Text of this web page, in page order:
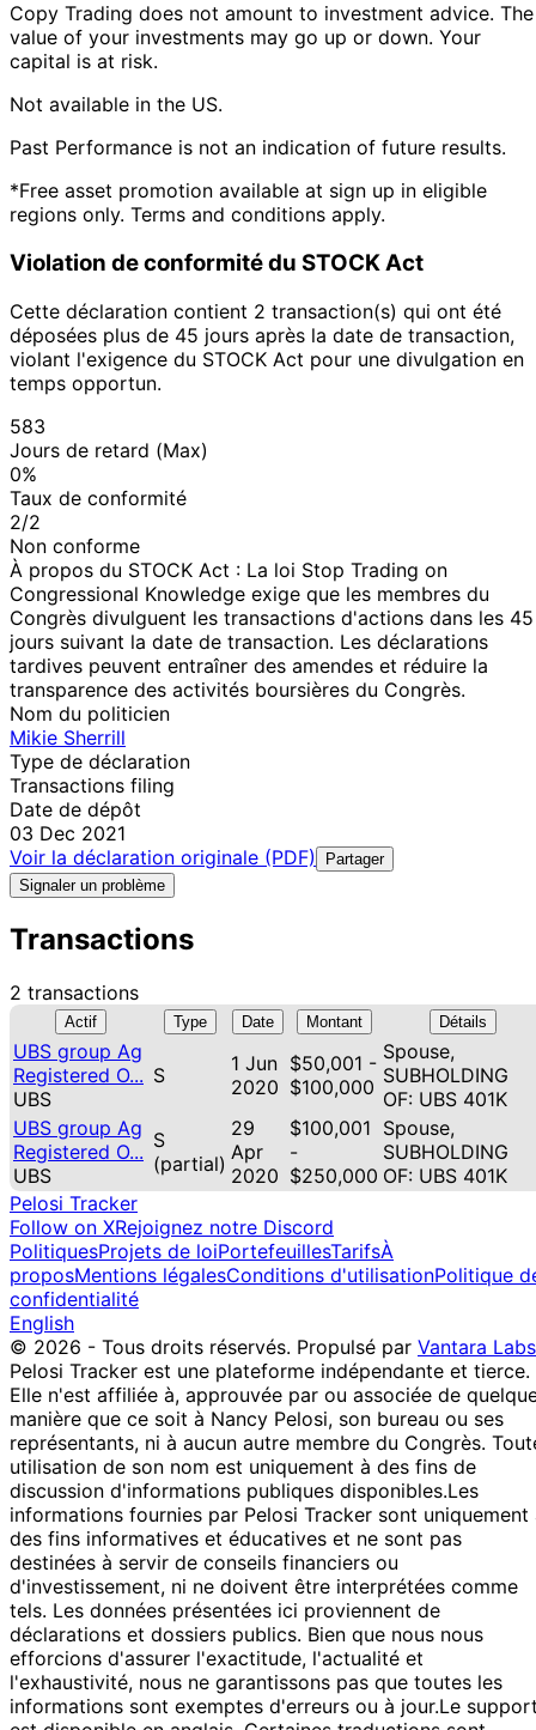
Copy Trading does not amount to investment advice. The
value of your investments may go up or down. Your
capital is at risk.
Not available in the US.
Past Performance is not an indication of future results.
*Free asset promotion available at sign up in eligible
regions only. Terms and conditions apply.
Violation de conformité du STOCK Act
Cette déclaration contient 2 transaction(s) qui ont été
déposées plus de 45 jours après la date de transaction,
violant l'exigence du STOCK Act pour une divulgation en
temps opportun.
583
Jours de retard (Max)
0%
Taux de conformité
2/2
Non conforme
À propos du STOCK Act : La loi Stop Trading on
Congressional Knowledge exige que les membres du
Congrès divulguent les transactions d'actions dans les 45
jours suivant la date de transaction. Les déclarations
tardives peuvent entraîner des amendes et réduire la
transparence des activités boursières du Congrès.
Nom du politicien
Mikie Sherrill
Type de déclaration
Transactions filing
Date de dépôt
03 Dec 2021
Voir la déclaration originale (PDF)
Partager
Signaler un problème
Transactions
2 transactions
Actif Type Date Montant Détails
UBS group Ag
Registered O...
UBS
S
1 Jun
2020
$50,001 -
$100,000
Spouse,
SUBHOLDING
OF: UBS 401K
UBS group Ag
Registered O...
UBS
S
(partial)
29
Apr
2020
$100,001
-
$250,000
Spouse,
SUBHOLDING
OF: UBS 401K
Pelosi Tracker
Follow on XRejoignez notre Discord
PolitiquesProjets de loiPortefeuillesTarifsÀ
proposMentions légalesConditions d'utilisationPolitique
confidentialité
English
© 2026 - Tous droits réservés. Propulsé par Vantara Labs
Pelosi Tracker est une plateforme indépendante et tierce.
Elle n'est affiliée à, approuvée par ou associée de
manière que ce soit à Nancy Pelosi, son bureau ou ses
représentants, ni à aucun autre membre du Congrès.
utilisation de son nom est uniquement à des fins de
discussion d'informations publiques disponibles.Les
informations fournies par Pelosi Tracker sont uniquement
des fins informatives et éducatives et ne sont pas
destinées à servir de conseils financiers ou
d'investissement, ni ne doivent être interprétées comme
tels. Les données présentées ici proviennent de
déclarations et dossiers publics. Bien que nous nous
efforcions d'assurer l'exactitude, l'actualité et
l'exhaustivité, nous ne garantissons pas que toutes les
informations sont exemptes d'erreurs ou à jour.Le